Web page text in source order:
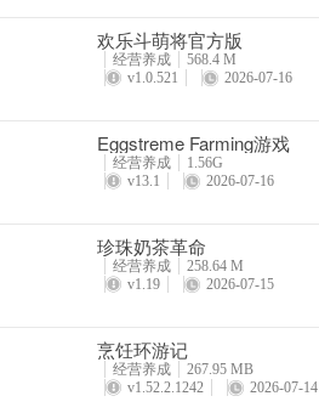
欢乐斗萌将官方版
经营养成
568.4 M
v1.0.521
2026-07-16
Eggstreme Farming游戏
经营养成
1.56G
v13.1
2026-07-16
珍珠奶茶革命
经营养成
258.64 M
v1.19
2026-07-15
烹饪环游记
经营养成
267.95 MB
v1.52.2.1242
2026-07-14